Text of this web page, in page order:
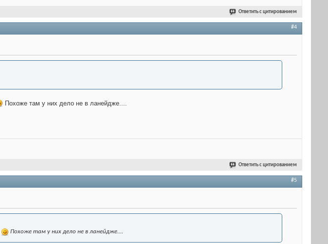
Ответить с цитированием
#4
Похоже там у них дело не в ланейдже....
Ответить с цитированием
#5
Похоже там у них дело не в ланейдже....